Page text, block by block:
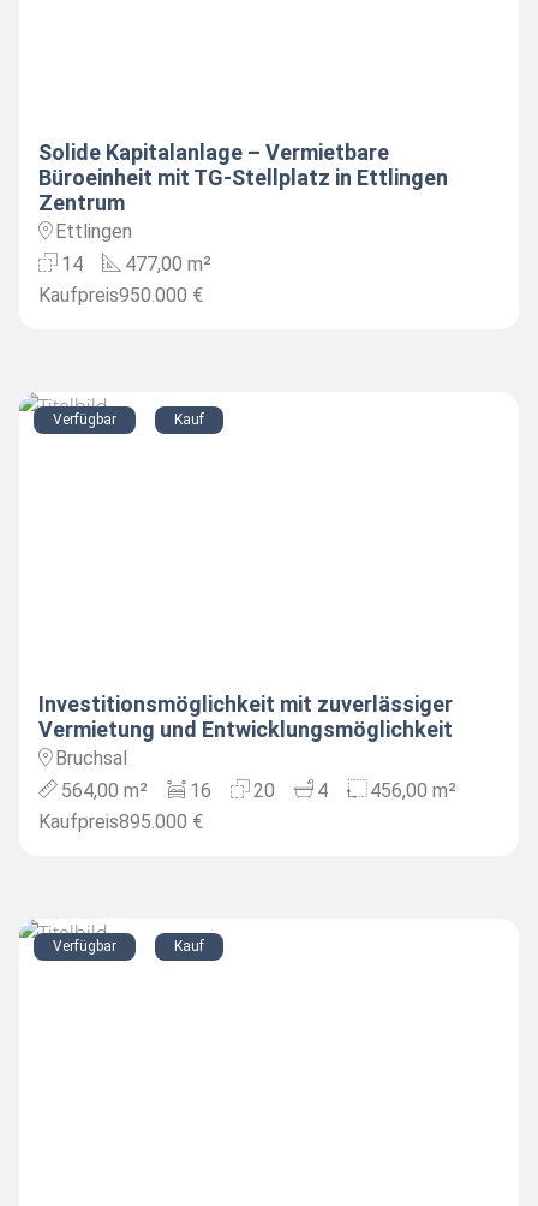
Solide Kapitalanlage – Vermietbare
Büroeinheit mit TG-Stellplatz in Ettlingen
Zentrum
Ettlingen
14
477,00 m²
Kaufpreis950.000 €
Verfügbar Kauf
Investitionsmöglichkeit mit zuverlässiger
Vermietung und Entwicklungsmöglichkeit
Bruchsal
564,00 m²
16 20 4
456,00 m²
Kaufpreis895.000 €
Verfügbar Kauf